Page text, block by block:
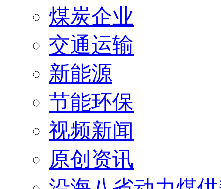
煤炭企业
交通运输
新能源
节能环保
视频新闻
原创资讯